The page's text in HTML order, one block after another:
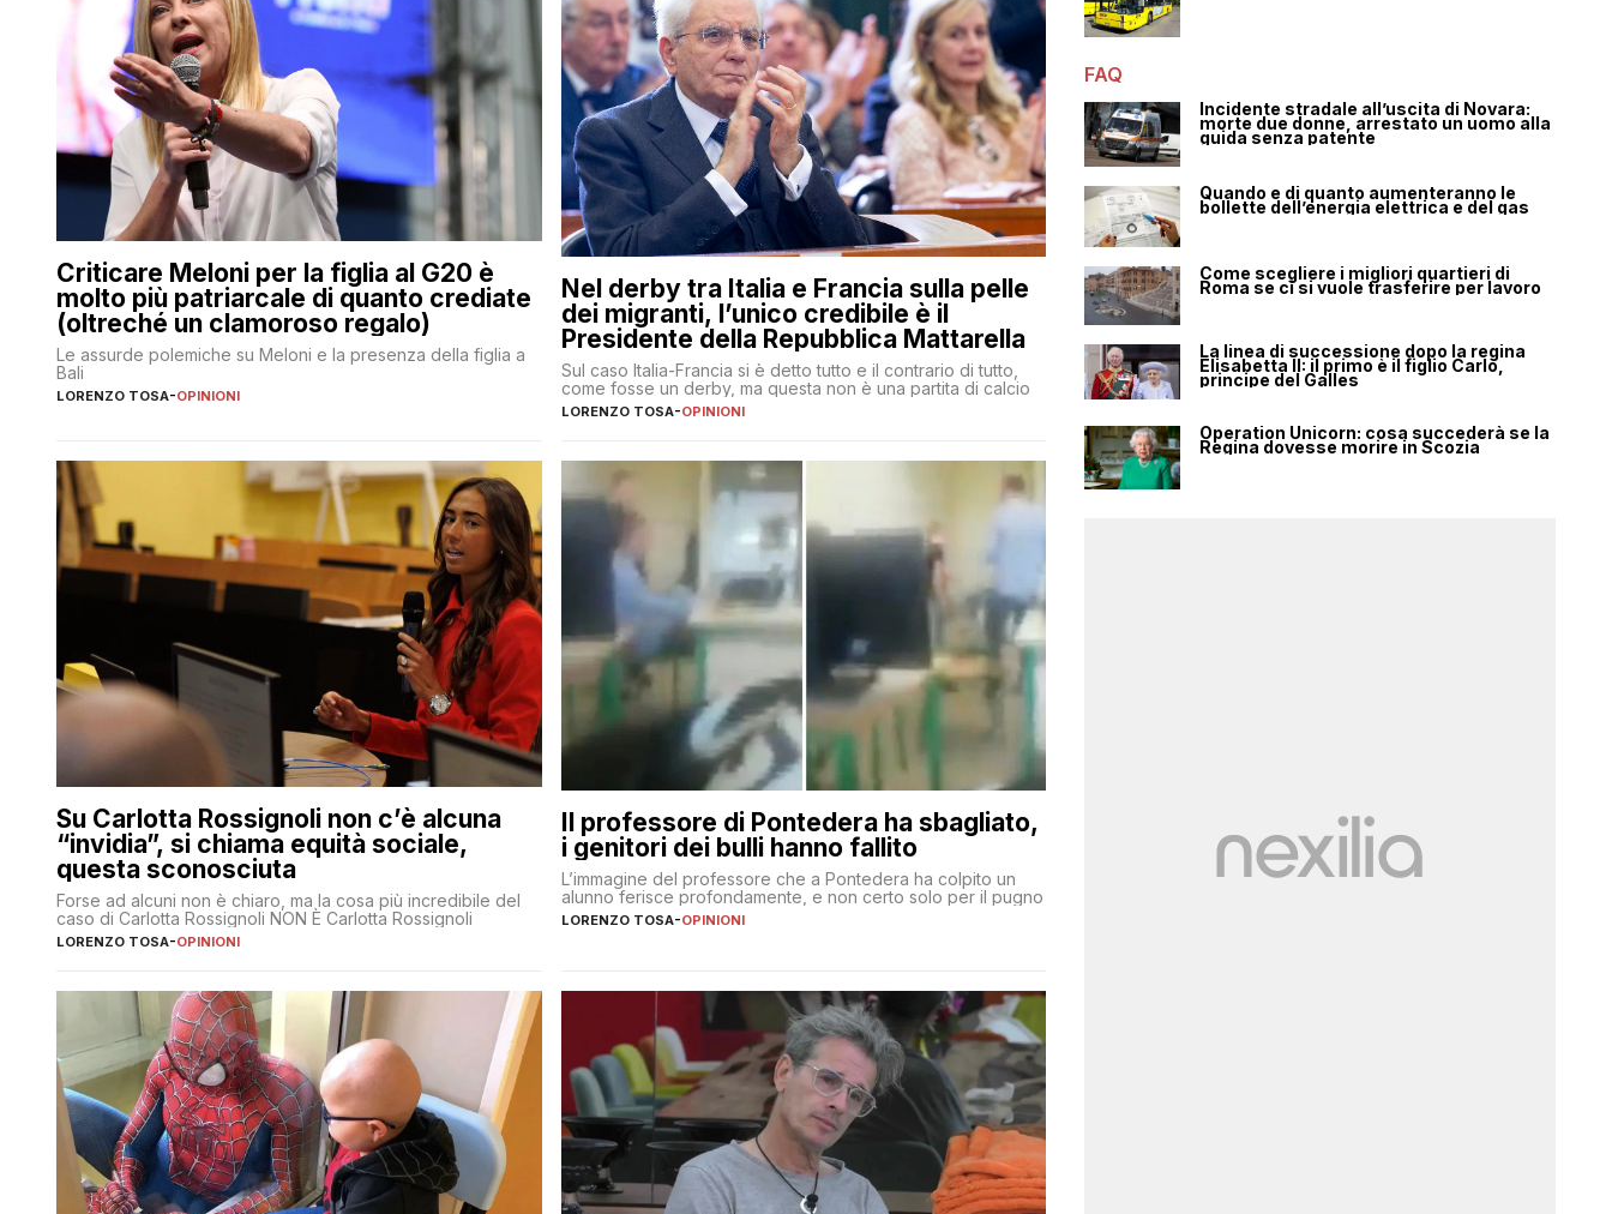
Criticare Meloni per la figlia al G20 è
molto più patriarcale di quanto crediate
(oltreché un clamoroso regalo)
Le assurde polemiche su Meloni e la presenza della figlia a
Bali
LORENZO TOSA-OPINIONI
Nel derby tra Italia e Francia sulla pelle
dei migranti, l’unico credibile è il
Presidente della Repubblica Mattarella
Sul caso Italia-Francia si è detto tutto e il contrario di tutto,
come fosse un derby, ma questa non è una partita di calcio
LORENZO TOSA-OPINIONI
Su Carlotta Rossignoli non c’è alcuna
“invidia”, si chiama equità sociale,
questa sconosciuta
Forse ad alcuni non è chiaro, ma la cosa più incredibile del
caso di Carlotta Rossignoli NON È Carlotta Rossignoli
LORENZO TOSA-OPINIONI
Il professore di Pontedera ha sbagliato,
i genitori dei bulli hanno fallito
L’immagine del professore che a Pontedera ha colpito un
alunno ferisce profondamente, e non certo solo per il pugno
LORENZO TOSA-OPINIONI
FAQ
Incidente stradale all’uscita di Novara:
morte due donne, arrestato un uomo alla
guida senza patente
Quando e di quanto aumenteranno le
bollette dell’energia elettrica e del gas
Come scegliere i migliori quartieri di
Roma se ci si vuole trasferire per lavoro
La linea di successione dopo la regina
Elisabetta II: il primo è il figlio Carlo,
principe del Galles
Operation Unicorn: cosa succederà se la
Regina dovesse morire in Scozia